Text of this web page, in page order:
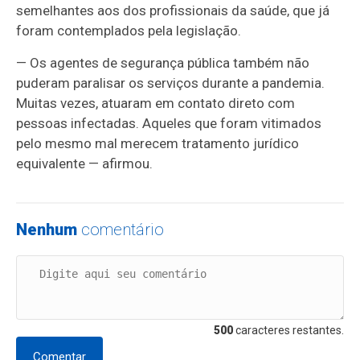
semelhantes aos dos profissionais da saúde, que já
foram contemplados pela legislação.
— Os agentes de segurança pública também não
puderam paralisar os serviços durante a pandemia.
Muitas vezes, atuaram em contato direto com
pessoas infectadas. Aqueles que foram vitimados
pelo mesmo mal merecem tratamento jurídico
equivalente — afirmou.
Nenhum comentário
500caracteres restantes.
Comentar